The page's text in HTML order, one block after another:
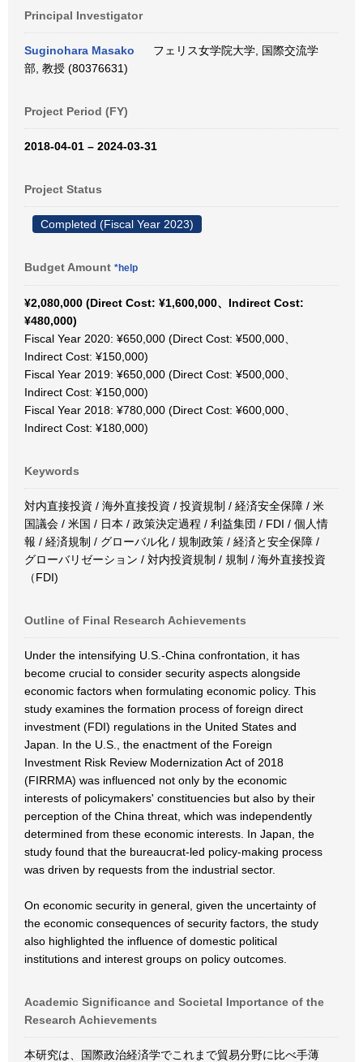
Principal Investigator
Suginohara Masako
フェリス女学院大学, 国際交流学
部, 教授 (80376631)
Project Period (FY)
2018-04-01 – 2024-03-31
Project Status
Completed (Fiscal Year 2023)
Budget Amount *help
¥2,080,000 (Direct Cost: ¥1,600,000、Indirect Cost:
¥480,000)
Fiscal Year 2020: ¥650,000 (Direct Cost: ¥500,000、
Indirect Cost: ¥150,000)
Fiscal Year 2019: ¥650,000 (Direct Cost: ¥500,000、
Indirect Cost: ¥150,000)
Fiscal Year 2018: ¥780,000 (Direct Cost: ¥600,000、
Indirect Cost: ¥180,000)
Keywords
対内直接投資 / 海外直接投資 / 投資規制 / 経済安全保障 / 米
国議会 / 米国 / 日本 / 政策決定過程 / 利益集団 / FDI / 個人情
報 / 経済規制 / グローバル化 / 規制政策 / 経済と安全保障 /
グローバリゼーション / 対内投資規制 / 規制 / 海外直接投資
（FDI)
Outline of Final Research Achievements
Under the intensifying U.S.-China confrontation, it has
become crucial to consider security aspects alongside
economic factors when formulating economic policy. This
study examines the formation process of foreign direct
investment (FDI) regulations in the United States and
Japan. In the U.S., the enactment of the Foreign
Investment Risk Review Modernization Act of 2018
(FIRRMA) was influenced not only by the economic
interests of policymakers' constituencies but also by their
perception of the China threat, which was independently
determined from these economic interests. In Japan, the
study found that the bureaucrat-led policy-making process
was driven by requests from the industrial sector.
On economic security in general, given the uncertainty of
the economic consequences of security factors, the study
also highlighted the influence of domestic political
institutions and interest groups on policy outcomes.
Academic Significance and Societal Importance of the
Research Achievements
本研究は、国際政治経済学でこれまで貿易分野に比べ手薄